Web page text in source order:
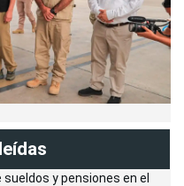
y pensiones en el